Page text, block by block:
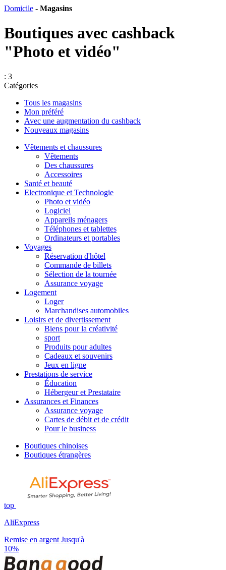
Domicile - Magasins
Boutiques avec cashback
"Photo et vidéo"
: 3
Catégories
Tous les magasins
Mon préféré
Avec une augmentation du cashback
Nouveaux magasins
Vêtements et chaussures
Vêtements
Des chaussures
Accessoires
Santé et beauté
Electronique et Technologie
Photo et vidéo
Logiciel
Appareils ménagers
Téléphones et tablettes
Ordinateurs et portables
Voyages
Réservation d'hôtel
Commande de billets
Sélection de la tournée
Assurance voyage
Logement
Loger
Marchandises automobiles
Loisirs et de divertissement
Biens pour la créativité
sport
Produits pour adultes
Cadeaux et souvenirs
Jeux en ligne
Prestations de service
Éducation
Hébergeur et Prestataire
Assurances et Finances
Assurance voyage
Cartes de débit et de crédit
Pour le business
Boutiques chinoises
Boutiques étrangères
top
AliExpress
Remise en argent Jusqu'à
10%